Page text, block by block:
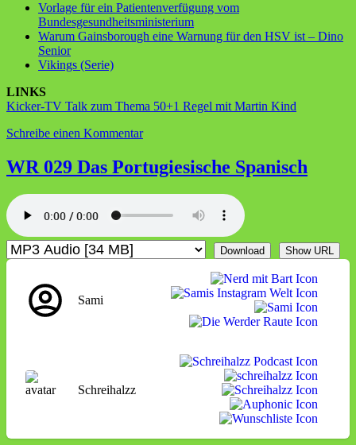
Vorlage für ein Patientenverfügung vom
Bundesgesundheitsministerium
Warum Gainsborough eine Warnung für den HSV ist – Dino
Senior
Vikings (Serie)
LINKS
Kicker-TV Talk zum Thema 50+1 Regel mit Martin Kind
Schreibe einen Kommentarzu
030
Die
bei
WR 029 Das Portugiesische Spanisch
Download Show URL
Sami
Schreihalzz